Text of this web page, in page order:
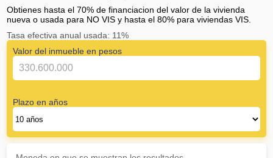
Obtienes hasta el 70% de financiacion del valor de la vivienda
nueva o usada para NO VIS y hasta el 80% para viviendas VIS.
Tasa efectiva anual usada: 11%
Valor del inmueble en pesos
Plazo en años